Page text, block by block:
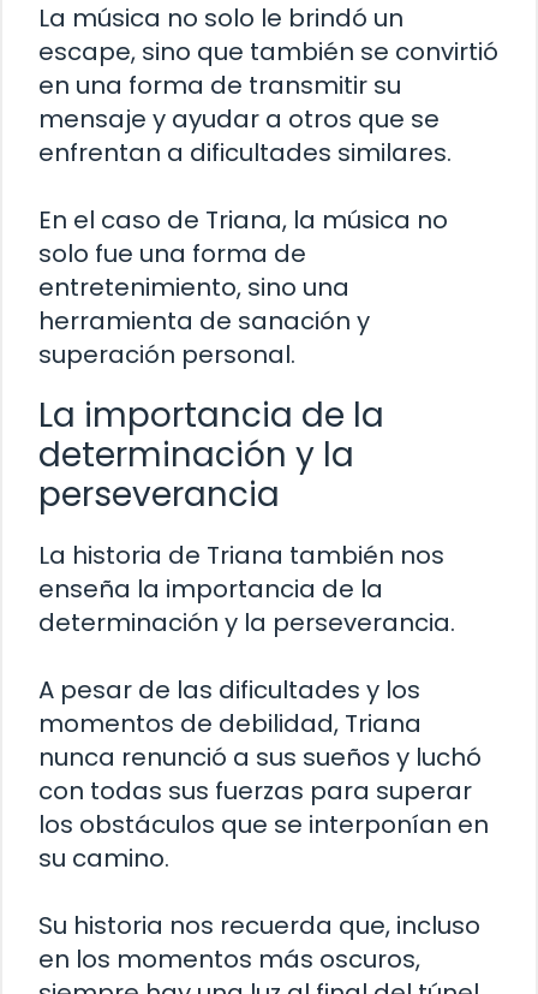
La música no solo le brindó un
escape, sino que también se convirtió
en una forma de transmitir su
mensaje y ayudar a otros que se
enfrentan a dificultades similares.
En el caso de Triana, la música no
solo fue una forma de
entretenimiento, sino una
herramienta de sanación y
superación personal.
La importancia de la
determinación y la
perseverancia
La historia de Triana también nos
enseña la importancia de la
determinación y la perseverancia.
A pesar de las dificultades y los
momentos de debilidad, Triana
nunca renunció a sus sueños y luchó
con todas sus fuerzas para superar
los obstáculos que se interponían en
su camino.
Su historia nos recuerda que, incluso
en los momentos más oscuros,